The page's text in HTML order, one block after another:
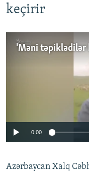
keçirir
No media
0:00
Azərbaycan Xalq